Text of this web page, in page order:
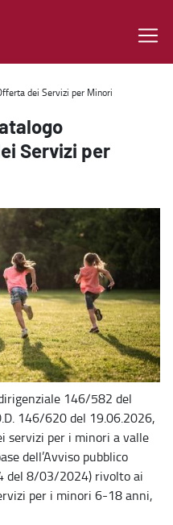
Offerta dei Servizi per
dei Servizi per Minori
Servizi per
146/582 del
146/620 del 19.06.2026,
servizi per i minori a valle
dell’Avviso pubblico
del 8/03/2024) rivolto ai
per i minori 6-18 anni,